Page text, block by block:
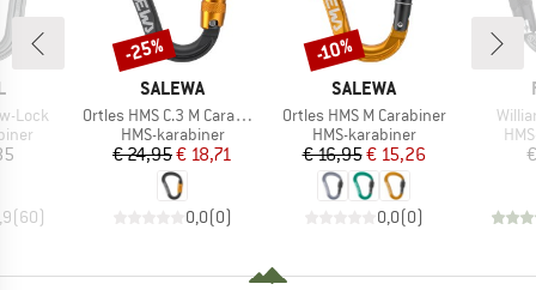
Lock
(60)
MERK
SALEWA
Artikel
Ortles HMS C.3 M Carabiner
Productgroep
HMS-karabiner
Prijs
€ 24,95Verlaagde prijs
€ 18,71
0,0(0)
Korting
-25%
MERK
SALEWA
Artikel
Ortles HMS M Carabiner
Productgroep
HMS-karabiner
Prijs
€ 16,95Verlaagde prijs
€ 15,26
0,0(0)
Korting
-10%